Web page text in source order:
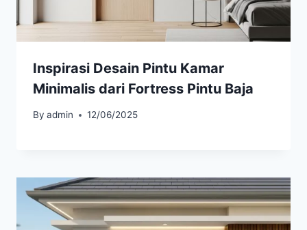
Inspirasi Desain Pintu Kamar
Minimalis dari Fortress Pintu Baja
By admin 12/06/2025